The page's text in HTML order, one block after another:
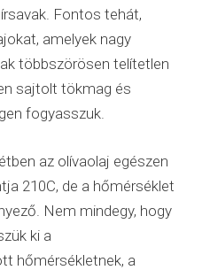
Fontos tehát,
amelyek nagy
többszörösen telítetlen
sajtolt tökmag és
fogyasszuk.
az olívaolaj egészen
210C, de a hőmérséklet
Nem mindegy, hogy
ki a
hőmérsékletnek, a